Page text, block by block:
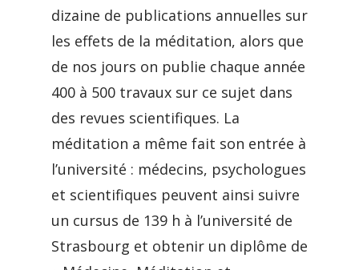
dizaine de publications annuelles sur
les effets de la méditation, alors que
de nos jours on publie chaque année
400 à 500 travaux sur ce sujet dans
des revues scientifiques. La
méditation a même fait son entrée à
l’université : médecins, psychologues
et scientifiques peuvent ainsi suivre
un cursus de 139 h à l’université de
Strasbourg et obtenir un diplôme de